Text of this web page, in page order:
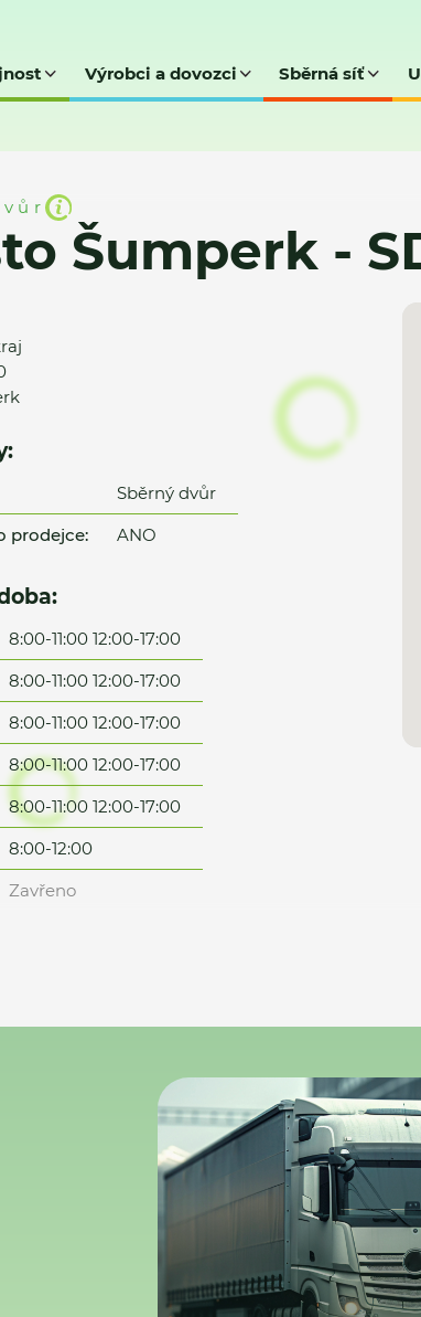
Výrobci a dovozci Sběrná síť
Šumperk -
Sběrný dvůr
prodejce:
ANO
8:00-11:00 12:00-17:00
8:00-11:00 12:00-17:00
8:00-11:00 12:00-17:00
8:00-11:00 12:00-17:00
8:00-11:00 12:00-17:00
8:00-12:00
Zavřeno